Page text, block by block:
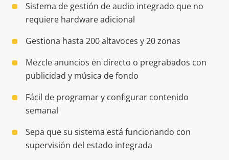
Sistema de gestión de audio integrado que no
requiere hardware adicional
Gestiona hasta 200 altavoces y 20 zonas
Mezcle anuncios en directo o pregrabados con
publicidad y música de fondo
Fácil de programar y configurar contenido
semanal
Sepa que su sistema está funcionando con
supervisión del estado integrada